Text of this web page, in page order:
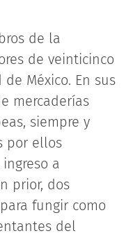
de la
de veinticinco
México. En sus
mercaderías
siempre y
por ellos
a
prior, dos
fungir como
del